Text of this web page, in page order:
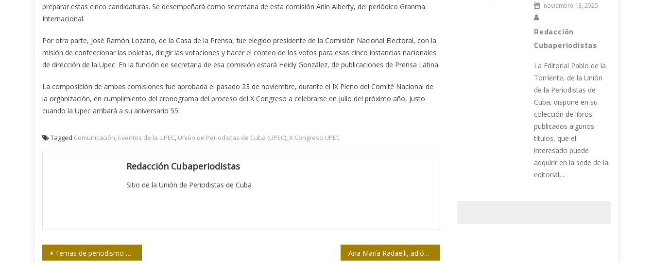
preparar estas cinco candidaturas. Se desempeñará como secretaria de esta comisión Arlin Alberty, del periódico Granma
Internacional.
Por otra parte, José Ramón Lozano, de la Casa de la Prensa, fue elegido presidente de la Comisión Nacional Electoral, con la
misión de confeccionar las boletas, dirigir las votaciones y hacer el conteo de los votos para esas cinco instancias nacionales
de dirección de la Upec. En la función de secretaria de esa comisión estará Heidy González, de publicaciones de Prensa Latina.
La composición de ambas comisiones fue aprobada el pasado 23 de noviembre, durante el IX Pleno del Comité Nacional de
la organización, en cumplimiento del cronograma del proceso del X Congreso a celebrarse en julio del próximo año, justo
cuando la Upec arribará a su aniversario 55.
Tagged Comunicación, Eventos de la UPEC, Unión de Periodistas de Cuba (UPEC),X Congreso UPEC
Redacción Cubaperiodistas
Sitio de la Unión de Periodistas de Cuba
Navegación
Temas de periodismo a debate en Matanzas Ana María Radaelli, adiós a quien fuera cubana como tal
noviembre 13, 2025
Redacción
Cubaperiodistas
La Editorial Pablo de la
Torriente, de la Unión
de la Periodistas de
Cuba, dispone en su
colección de libros
publicados algunos
títulos, que el
interesado puede
adquirir en la sede de la
editorial,...